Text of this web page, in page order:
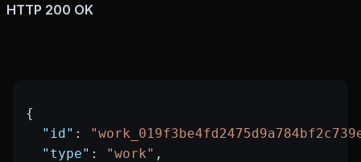
HTTP 200 OK
{
  "id"
:
  "type"
: "work" ,